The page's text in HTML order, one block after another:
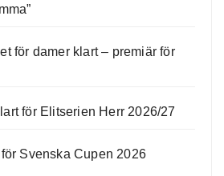
för damer klart – premiär för
för Elitserien Herr 2026/27
Svenska Cupen 2026